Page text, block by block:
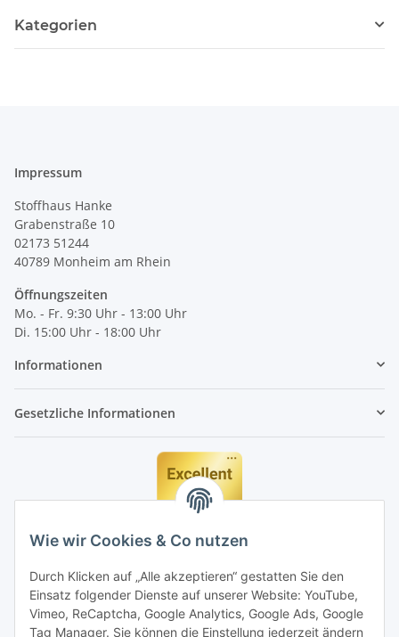
Wie wir Cookies & Co nutzen
Durch Klicken auf „Alle akzeptieren“ gestatten Sie den
Einsatz folgender Dienste auf unserer Website: YouTube,
Vimeo, ReCaptcha, Google Analytics, Google Ads, Google
Tag Manager. Sie können die Einstellung jederzeit ändern
Kategorien
Impressum
Stoffhaus Hanke
Grabenstraße 10
02173 51244
40789 Monheim am Rhein
Öffnungszeiten
Mo. - Fr. 9:30 Uhr - 13:00 Uhr
Di. 15:00 Uhr - 18:00 Uhr
Informationen
Gesetzliche Informationen